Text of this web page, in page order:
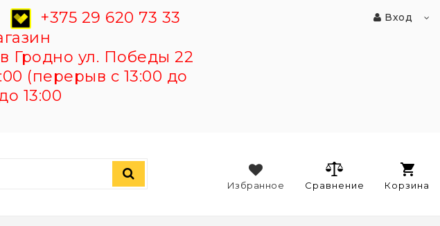
+375 29 620 73 33
Гродно ул. Победы 22
(перерыв с 13:00 до
13:00
Вход
Корзина
Сравнение
Избранное